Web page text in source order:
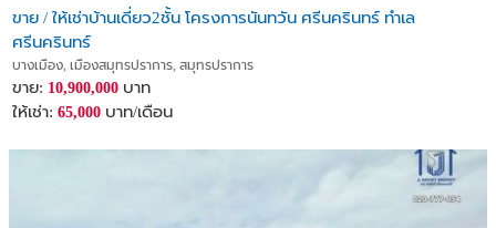
ขาย / ให้เช่าบ้านเดี่ยว2ชั้น โครงการนันทวัน ศรีนครินทร์ ทำเล
ศรีนครินทร์
บางเมือง, เมืองสมุทรปราการ, สมุทรปราการ
ขาย: 10,900,000 บาท
ให้เช่า: 65,000 บาท/เดือน